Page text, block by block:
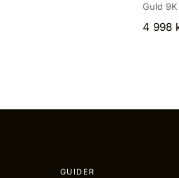
Guld 9K
4 998
GUIDER